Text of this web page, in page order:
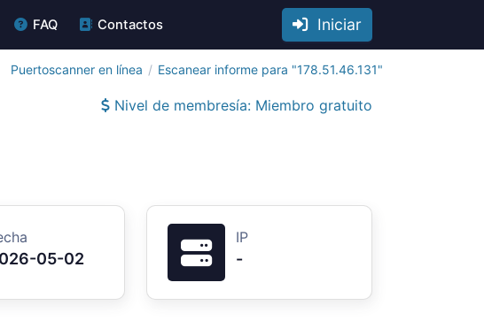
FAQ Contactos Iniciar
Puertoscanner en línea Escanear informe para "178.51.46.131"
Nivel de membresía: Miembro gratuito
05-02
IP
-